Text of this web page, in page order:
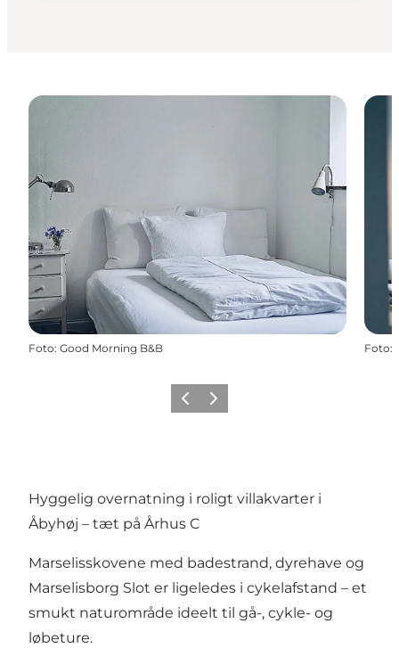
Foto: Good Morning B&B Foto:
ForrigeNæste
Hyggelig overnatning i roligt villakvarter i
Åbyhøj – tæt på Århus C
Marselisskovene med badestrand, dyrehave og
Marselisborg Slot er ligeledes i cykelafstand – et
smukt naturområde ideelt til gå-, cykle- og
løbeture.